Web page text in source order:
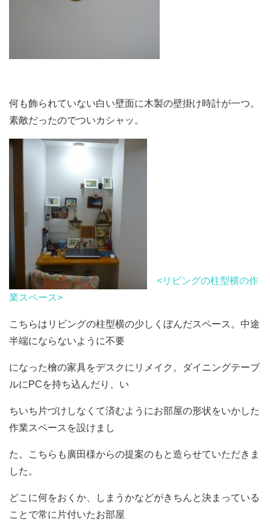
何も飾られていない白い壁面に木製の壁掛け時計が一つ。
素敵だったのでついカシャッ。
<リビングの柱型横の作
業スペース>
こちらはリビングの柱型横の少しくぼんだスペース。中途
半端にならないように不要
になった檜の家具をデスクにリメイク。ダイニングテーブ
ルにPCを持ち込んだり、い
ちいち片づけしなくて済むようにお部屋の形状をいかした
作業スペースを設けまし
た。こちらも廣田様からの提案のもと造らせていただきま
した。
どこに何をおくか、しまうかなどがきちんと決まっている
ことで常に片付いたお部屋